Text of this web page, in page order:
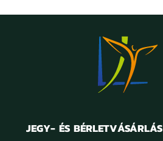
JEGY- ÉS BÉRLETVÁSÁRLÁS